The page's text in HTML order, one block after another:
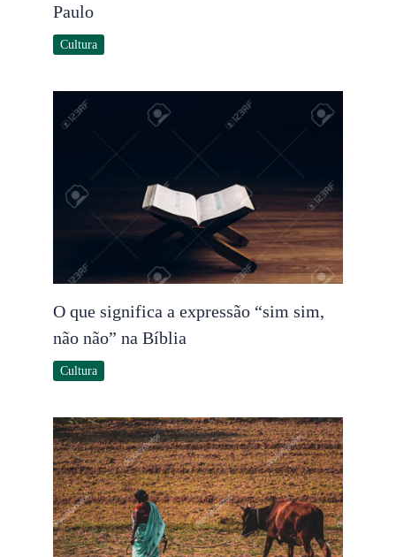
Paulo
Cultura
O que significa a expressão “sim sim,
não não” na Bíblia
Cultura